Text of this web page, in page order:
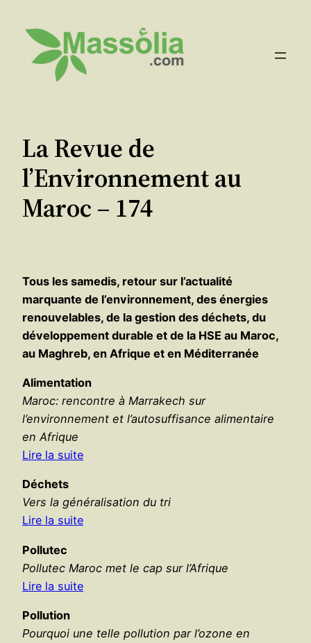
contenu
La Revue de
l’Environnement au
Maroc – 174
Tous les samedis, retour sur l’actualité
marquante de l’environnement, des énergies
renouvelables, de la gestion des déchets, du
développement durable et de la HSE au Maroc,
au Maghreb, en Afrique et en Méditerranée
Alimentation
Maroc: rencontre à Marrakech sur
l’environnement et l’autosuffisance alimentaire
en Afrique
Lire la suite
Déchets
Vers la généralisation du tri
Lire la suite
Pollutec
Pollutec Maroc met le cap sur l’Afrique
Lire la suite
Pollution
Pourquoi une telle pollution par l’ozone en